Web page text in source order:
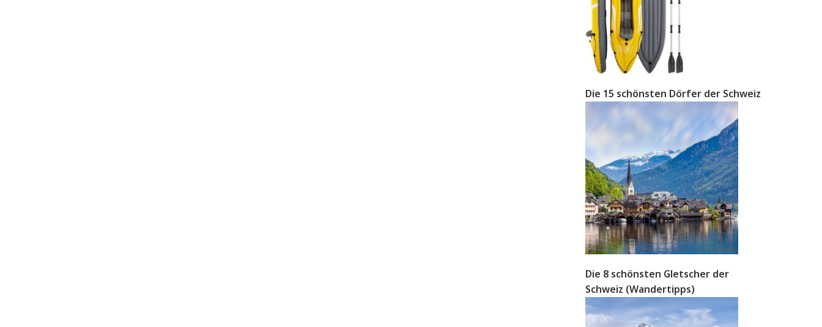
Die 15 schönsten Dörfer der Schweiz
Die 8 schönsten Gletscher der
Schweiz (Wandertipps)